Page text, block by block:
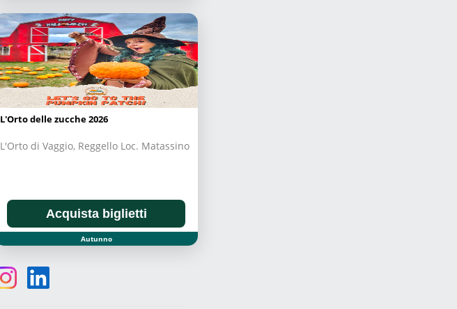
L'Orto delle zucche 2026
L'Orto di Vaggio, Reggello Loc. Matassino
Acquista biglietti
Autunno